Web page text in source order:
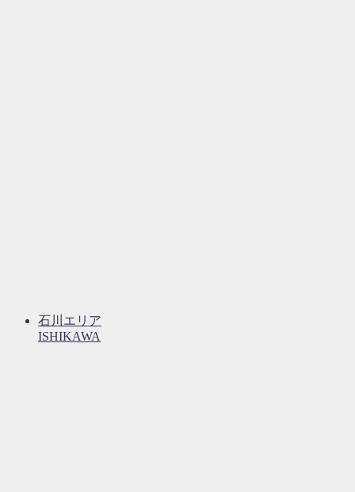
石川エリア
ISHIKAWA